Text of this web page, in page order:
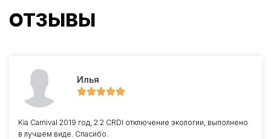
ОТЗЫВЫ
Илья
Kia Carnival 2019 год, 2.2 CRDI отключение экологии, выполнено
в лучшем виде. Спасибо.